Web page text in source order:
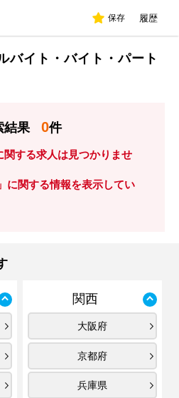
保存 履歴
バイト・バイト・パート
結果 0件
関する求人は見つかりませ
に関する情報を表示してい
関西
大阪府
京都府
兵庫県